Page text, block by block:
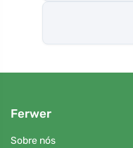
Ferwer
Sobre nós